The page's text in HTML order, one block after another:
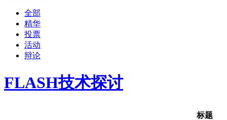
全部
精华
投票
活动
辩论
FLASH技术探讨
标题